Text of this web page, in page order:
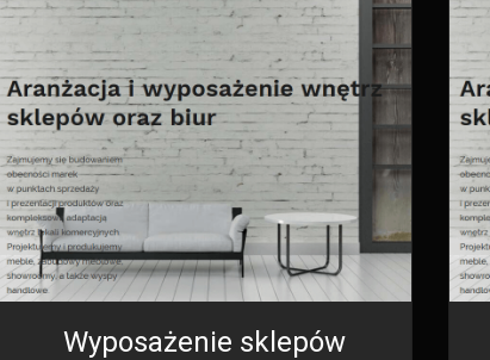
Wyposażenie sklepów